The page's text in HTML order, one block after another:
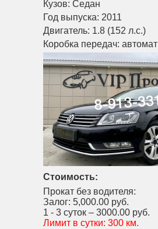
Кузов: Седан
Год выпуска: 2011
Двигатель: 1.8 (152 л.с.)
Коробка передач: автомат
Стоимость:
Прокат без водителя:
Залог: 5,000.00 руб.
1 - 3 суток – 3000.00 руб.
Лимит в сутки: 300 км.